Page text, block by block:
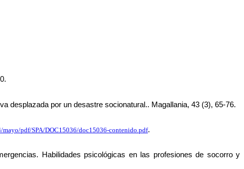
desplazada por un desastre socionatural.. Magallania, 43 (3), 65-76.
pdf/SPA/DOC15036/doc15036-contenido.pdf.
Habilidades psicológicas en las profesiones de socorro y